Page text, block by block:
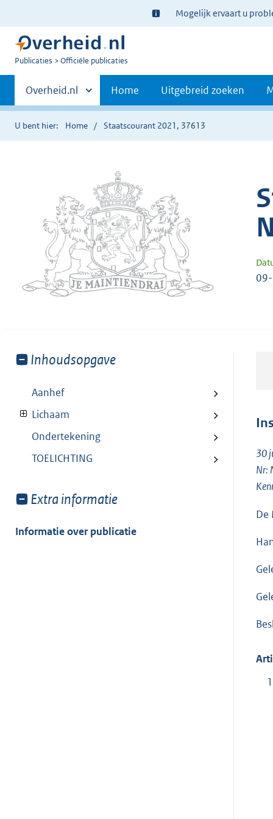
Ter
informatie:
Mogelijk ervaart u
U
Publicaties Officiële publicaties
Primaire
navigatie
Andere
sites
binnen
Overheid.nl Home Uitgebreid zoeken
U bent hier: Home Staatscourant 2021, 37613
Toon
van:
Inhoudsopgave
Aanhef
Lichaam
Ondertekening
TOELICHTING
Toon
van:
Extra informatie
Informatie over publicatie
30
Nr:
De